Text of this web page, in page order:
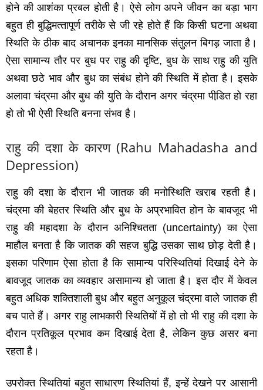
होने की आशंका प्रबल होती है। ऐसे लोग अपने जीवन का बड़ा भाग
बहुत ही बुद्धिमत्‍तापूर्ण तरीके से जी रहे होते हैं कि किसी घटना अथवा
स्थिति के ठीक बाद अचानक इनका मानसिक संतुलन बिगड़ जाता है।
ऐसा सामान्‍य तौर पर बुध पर राहु की दृष्टि,बुध के साथ राहु की युति
अथवा छठे भाव और बुध का संबंध होने की स्थिति में होता है। इसके
अलावा चंद्रमा और बुध की युति के दौरान अगर चंद्रमा पीडि़त हो रहा
हो तो भी ऐसी स्थिति बनना संभव है।
राहु की दशा के कारण (Rahu Mahadasha and
Depression)
राहु की दशा के दौरान भी जातक की मनोस्थिति खराब रहती है।
चंद्रमा की बेहतर स्थिति और बुध के अप्रभावित होन के बावजूद भी
राहु की महादशा के दौरान अनिश्चितता (uncertainty)का ऐसा
माहौल बनता है कि जातक की सहज बुद्धि उसका साथ छोड़ देती है।
इसका परिणाम ऐसा होता है कि सामान्‍य परिस्थितियां दिखाई देने के
बावजूद जातक का व्‍यवहार असामान्‍य हो जाता है। इस दौर में केवल
बहुत अधिक शक्तिशाली बुध और बहुत अनुकूल चंद्रमा वाले जातक ही
बच पाते हैं। अगर राहु लाभकारी स्थितियों में हो तो भी राहु की दशा के
दौरान प्रतिकूल प्रभाव कम दिखाई देता है,लेकिन कुछ असर बना
रहता है।
उपरोक्‍त स्थितियां बहुत साधारण स्थितियां हैं,इन्‍हें देखने पर आसानी